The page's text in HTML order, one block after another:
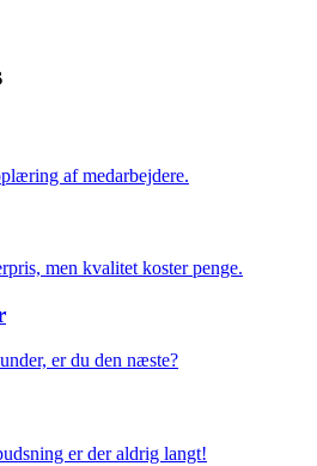
af medarbejdere.
men kvalitet koster penge.
er du den næste?
er der aldrig langt!